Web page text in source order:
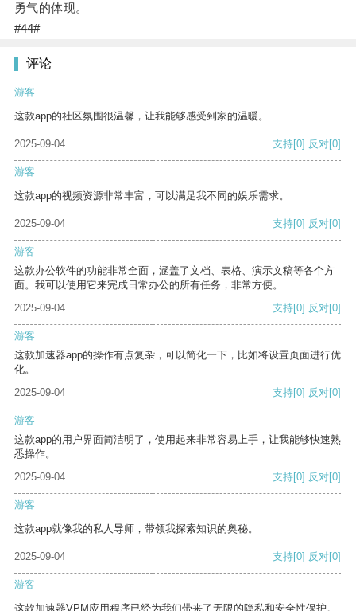
勇气的体现。
#44#
评论
游客
这款app的社区氛围很温馨，让我能够感受到家的温暖。
2025-09-04 支持[0] 反对[0]
游客
这款app的视频资源非常丰富，可以满足我不同的娱乐需求。
2025-09-04 支持[0] 反对[0]
游客
这款办公软件的功能非常全面，涵盖了文档、表格、演示文稿等各个方
面。我可以使用它来完成日常办公的所有任务，非常方便。
2025-09-04
支持[0] 反对[0]
游客
这款加速器app的操作有点复杂，可以简化一下，比如将设置页面进行优
化。
2025-09-04
支持[0] 反对[0]
游客
这款app的用户界面简洁明了，使用起来非常容易上手，让我能够快速熟
悉操作。
2025-09-04
支持[0] 反对[0]
游客
这款app就像我的私人导师，带领我探索知识的奥秘。
2025-09-04 支持[0] 反对[0]
游客
这款加速器VPM应用程序已经为我们带来了无限的隐私和安全性保护。